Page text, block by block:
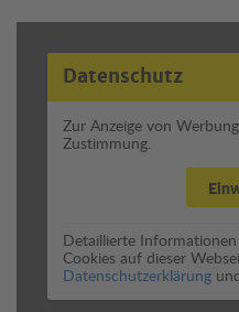
Datenschutz
Zur Anzeige von
Zustimmung.
Detaillierte
Cookies auf dieser
Datenschutzerklärung